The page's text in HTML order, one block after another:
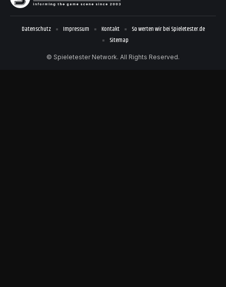
© Spieletester Network. All Rights Reserved.
Datenschutz Impressum Kontakt
So werten wir bei Spieletester.de
Sitemap